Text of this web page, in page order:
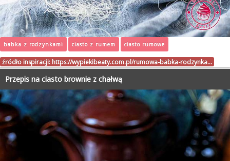
babka z rodzynkami ciasto z rumem ciasto rumowe
źródło inspiracji: https://wypiekibeaty.com.pl/rumowa-babka-rodzynka…
Przepis na ciasto brownie z chałwą